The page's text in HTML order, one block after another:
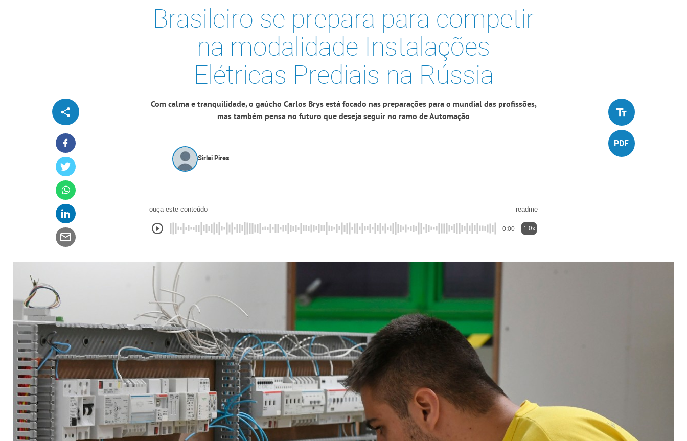
Brasileiro se prepara para competir
na modalidade Instalações
Elétricas Prediais na Rússia
Com calma e tranquilidade, o gaúcho Carlos Brys está focado nas preparações para o mundial das profissões,
mas também pensa no futuro que deseja seguir no ramo de Automação
Sirlei Pires
ouça este conteúdo readme
0:00 1.0x